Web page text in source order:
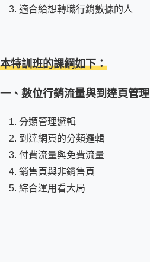
適合給想轉職行銷數據的人
本特訓班的課綱如下：
一、數位行銷流量與到達頁管理
分類管理邏輯
到達網頁的分類邏輯
付費流量與免費流量
銷售頁與非銷售頁
綜合運用看大局